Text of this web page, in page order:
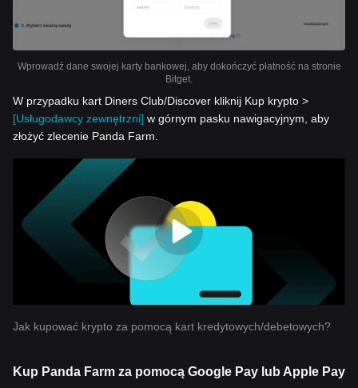
Wprowadź dane swojej karty bankowej, aby dokończyć płatność na stronie
Bitget.
W przypadku kart Diners Club/Discover kliknij Kup krypto >
[Usługodawcy zewnętrzni] w górnym pasku nawigacyjnym, aby
złożyć zlecenie Panda Farm.
Jak kupować krypto za pomocą kart kredytowych/debetowych?
Kup Panda Farm za pomocą Google Pay lub Apple Pay